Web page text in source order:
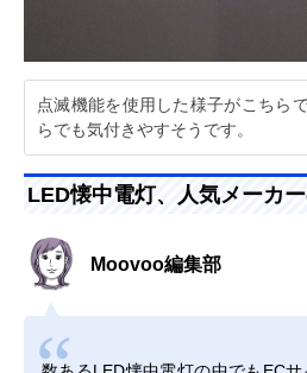
点滅機能を使用した様子がこちら
らでも気付きやすそうです。
LED懐中電灯、人気メーカ
Moovoo編集部